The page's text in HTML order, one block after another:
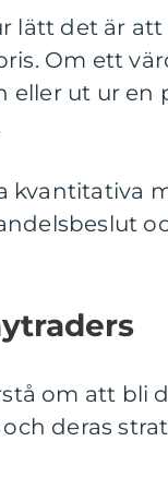
lätt det är
Om ett
eller ut ur en
kvantitativa
om att bli
deras